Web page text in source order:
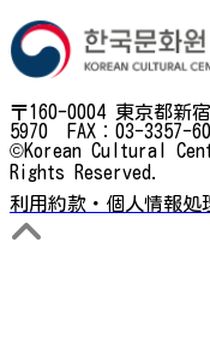
〒160-0004 東京都新
5970 FAX：03-3357-
©Korean Cultural
Rights Reserved.
利用約款・個人情報処